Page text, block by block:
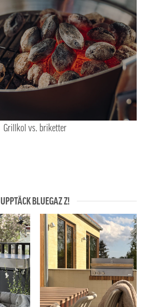
Grillkol vs. briketter
UPPTÄCK BLUEGAZ Z!